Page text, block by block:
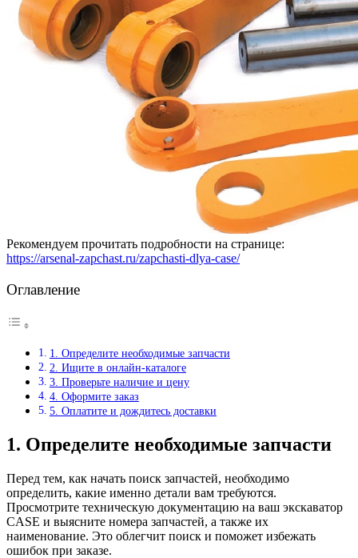
Рекомендуем прочитать подробности на странице:
https://arsenal-zapchast.ru/zapchasti-dlya-case/
Оглавление
1. Определите необходимые запчасти
2. Ищите в онлайн-каталоге
3. Проверьте наличие и цену
4. Оформите заказ
5. Оплатите и дождитесь доставки
1. Определите необходимые запчасти
Перед тем, как начать поиск запчастей, необходимо
определить, какие именно детали вам требуются.
Просмотрите техническую документацию на ваш экскаватор
CASE и выясните номера запчастей, а также их
наименование. Это облегчит поиск и поможет избежать
ошибок при заказе.